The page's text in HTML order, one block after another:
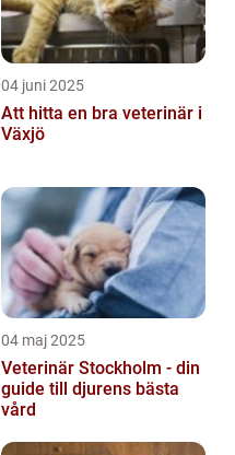
04 juni 2025
Att hitta en bra veterinär i
Växjö
04 maj 2025
Veterinär Stockholm - din
guide till djurens bästa
vård